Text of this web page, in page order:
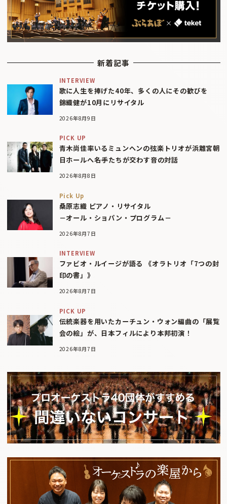
新着記事
INTERVIEW
歌に人生を捧げた40年、多くの人にその歓びを
錦織健が10月にリサイタル
2026年8月9日
PICK UP
青木尚佳率いるミュンヘンの弦楽トリオが浜離宮朝
日ホールへ――名手たちが交わす音の対話
2026年8月8日
Pick Up
桑原志織 ピアノ・リサイタル
－オール・ショパン・プログラム－
2026年8月7日
INTERVIEW
ファビオ・ルイージが語る 《オラトリオ「7つの封
印の書」》
2026年8月7日
PICK UP
伝統楽器を用いたカーチュン・ウォン編曲の「展覧
会の絵」が、日本フィルにより本邦初演！
2026年8月7日